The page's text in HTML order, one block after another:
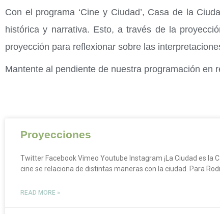
Con el programa ‘Cine y Ciudad’, Casa de la
histórica y narrativa. Esto, a través de la
proyección para reflexionar sobre las
Mantente al pendiente de nuestra programación en
Proyecciones
Twitter Facebook Vimeo Youtube Instagram ¡La Ciudad es la
cine se relaciona de distintas maneras con la ciudad. Para
READ MORE »